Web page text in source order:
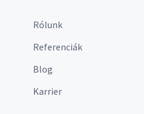
Rólunk
Referenciák
Blog
Karrier